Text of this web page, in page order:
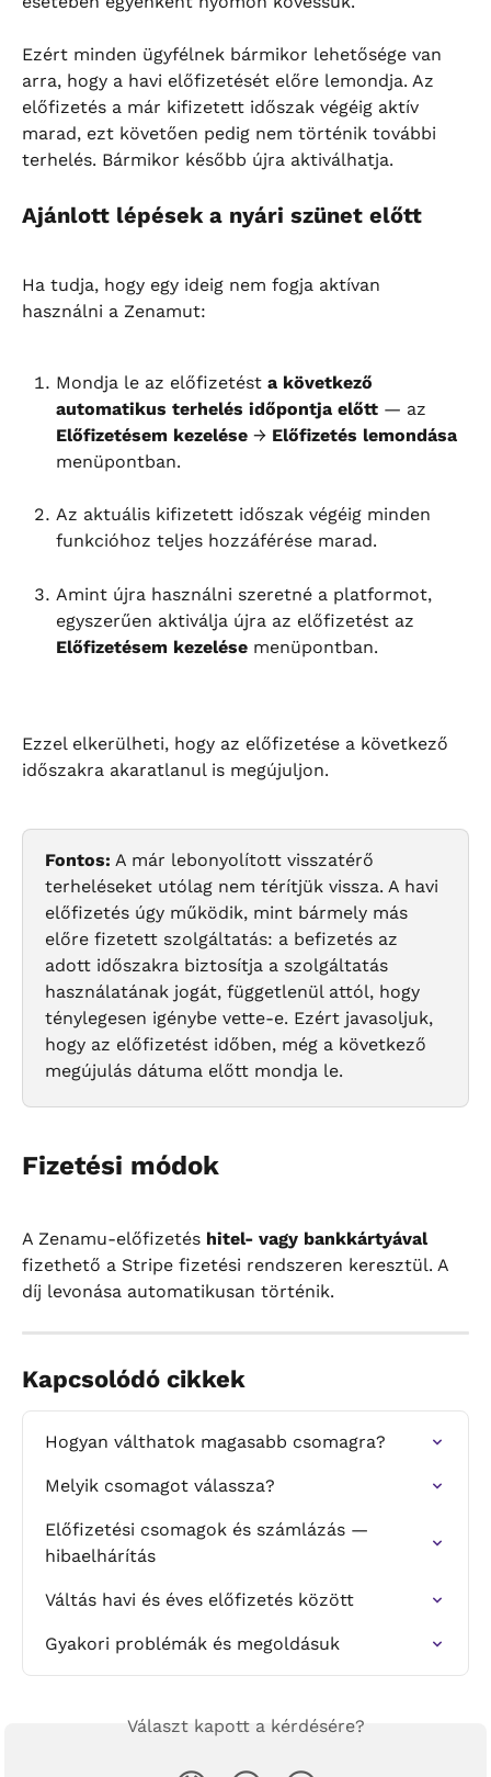
Ezért minden ügyfélnek bármikor lehetősége van
arra, hogy a havi előfizetését előre lemondja. Az
előfizetés a már kifizetett időszak végéig aktív
marad, ezt követően pedig nem történik további
terhelés. Bármikor később újra aktiválhatja.
Ajánlott lépések a nyári szünet előtt
Ha tudja, hogy egy ideig nem fogja aktívan
használni a Zenamut:
Mondja le az előfizetést a következő
automatikus terhelés időpontja előtt — az
Előfizetésem kezelése → Előfizetés lemondása
menüpontban.
Az aktuális kifizetett időszak végéig minden
funkcióhoz teljes hozzáférése marad.
Amint újra használni szeretné a platformot,
egyszerűen aktiválja újra az előfizetést az
Előfizetésem kezelése menüpontban.
Ezzel elkerülheti, hogy az előfizetése a következő
időszakra akaratlanul is megújuljon.
Fontos: A már lebonyolított visszatérő
terheléseket utólag nem térítjük vissza. A havi
előfizetés úgy működik, mint bármely más
előre fizetett szolgáltatás: a befizetés az
adott időszakra biztosítja a szolgáltatás
használatának jogát, függetlenül attól, hogy
ténylegesen igénybe vette-e. Ezért javasoljuk,
hogy az előfizetést időben, még a következő
megújulás dátuma előtt mondja le.
Fizetési módok
A Zenamu-előfizetés hitel- vagy bankkártyával
fizethető a Stripe fizetési rendszeren keresztül. A
díj levonása automatikusan történik.
Kapcsolódó cikkek
Hogyan válthatok magasabb csomagra?
Melyik csomagot válassza?
Előfizetési csomagok és számlázás —
hibaelhárítás
Váltás havi és éves előfizetés között
Gyakori problémák és megoldásuk
Választ kapott a kérdésére?